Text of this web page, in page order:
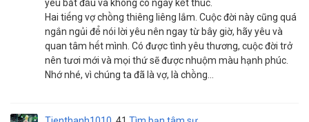
yêu bắt đầu và không có ngày kết thúc.
Hai tiếng vợ chồng thiêng liêng lắm. Cuộc đời này cũng quá
ngắn ngủi để nói lời yêu nên ngay từ bây giờ, hãy yêu và
quan tâm hết mình. Có được tình yêu thương, cuộc đời trở
nên tươi mới và mọi thứ sẽ được nhuộm màu hạnh phúc.
Nhớ nhé, vì chúng ta đã là vợ, là chồng…